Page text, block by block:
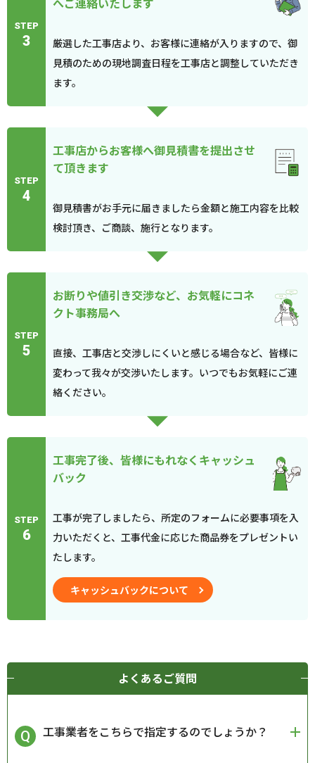
STEP
3
厳選した工事店より、お客様に連絡が入りますので、御
見積のための現地調査日程を工事店と調整していただき
ます。
STEP
4
工事店からお客様へ御見積書を提出させ
て頂きます
御見積書がお手元に届きましたら金額と施工内容を比較
検討頂き、ご商談、施行となります。
STEP
5
お断りや値引き交渉など、お気軽にコネ
クト事務局へ
直接、工事店と交渉しにくいと感じる場合など、皆様に
変わって我々が交渉いたします。いつでもお気軽にご連
絡ください。
STEP
6
工事完了後、皆様にもれなくキャッシュ
バック
工事が完了しましたら、所定のフォームに必要事項を入
力いただくと、工事代金に応じた商品券をプレゼントい
たします。
キャッシュバックについて
よくあるご質問
工事業者をこちらで指定するのでしょうか？